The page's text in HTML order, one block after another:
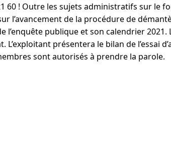
60 ! Outre les sujets administratifs sur le
l’avancement de la procédure de
l’enquête publique et son calendrier
L’exploitant présentera le bilan de
sont autorisés à prendre la parole.